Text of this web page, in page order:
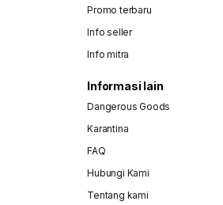
Promo terbaru
Info seller
Info mitra
Informasi lain
Dangerous Goods
Karantina
FAQ
Hubungi Kami
Tentang kami